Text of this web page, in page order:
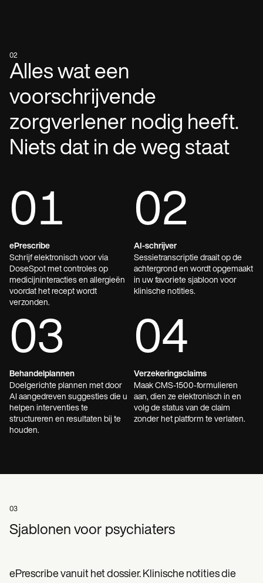
02
Alles wat een
voorschrijvende
zorgverlener nodig heeft.
Niets dat in de weg staat
01
ePrescribe
Schrijf elektronisch voor via
DoseSpot met controles op
medicijninteracties en allergieën
voordat het recept wordt
verzonden.
02
AI-schrijver
Sessietranscriptie draait op de
achtergrond en wordt opgemaakt
in uw favoriete sjabloon voor
klinische notities.
03
Behandelplannen
Doelgerichte plannen met door
AI aangedreven suggesties die u
helpen interventies te
structureren en resultaten bij te
houden.
04
Verzekeringsclaims
Maak CMS-1500-formulieren
aan, dien ze elektronisch in en
volg de status van de claim
zonder het platform te verlaten.
03
Sjablonen voor psychiaters
ePrescribe vanuit het dossier. Klinische notities die